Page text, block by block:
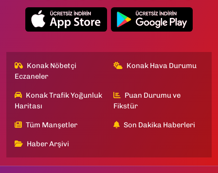
Konak Nöbetçi
Eczaneler
Konak Hava Durumu
Konak Trafik Yoğunluk
Haritası
Puan Durumu ve
Fikstür
Tüm Manşetler Son Dakika Haberleri
Haber Arşivi